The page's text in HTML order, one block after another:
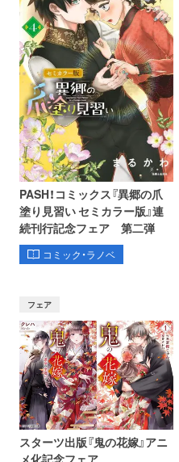
PASH！コミックス『異郷の爪
塗り見習い セミカラー版』連
続刊行記念フェア 第二弾
コミック・ラノベ
フェア
スターツ出版『鬼の花嫁』アニ